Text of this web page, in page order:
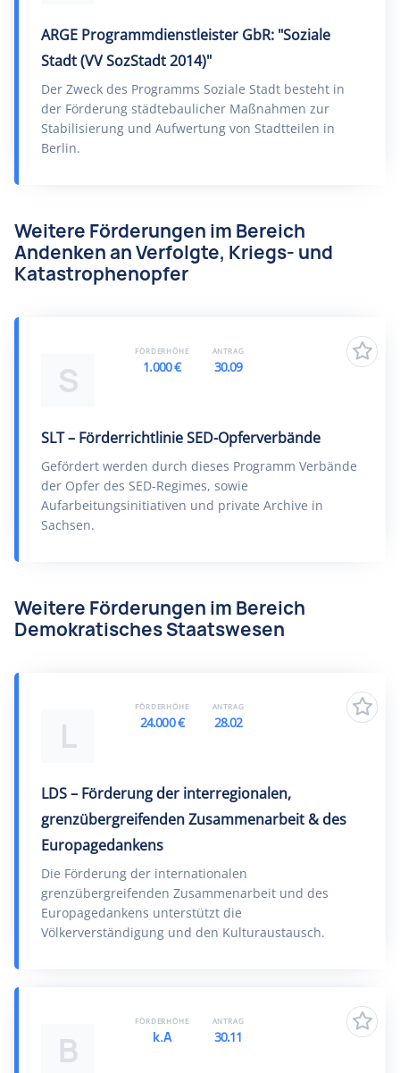
ARGE Programmdienstleister GbR: "Soziale
Stadt (VV SozStadt 2014)"
Der Zweck des Programms Soziale Stadt besteht in
der Förderung städtebaulicher Maßnahmen zur
Stabilisierung und Aufwertung von Stadtteilen in
Berlin.
Weitere Förderungen im Bereich
Andenken an Verfolgte, Kriegs- und
Katastrophenopfer
S
SLT – Förderrichtlinie SED-Opferverbände
Gefördert werden durch dieses Programm Verbände
der Opfer des SED-Regimes, sowie
Aufarbeitungsinitiativen und private Archive in
Sachsen.
FÖRDERHÖHE
1.000 €
ANTRAG
30.09
Weitere Förderungen im Bereich
Demokratisches Staatswesen
L
LDS – Förderung der interregionalen,
grenzübergreifenden Zusammenarbeit & des
Europagedankens
Die Förderung der internationalen
grenzübergreifenden Zusammenarbeit und des
Europagedankens unterstützt die
Völkerverständigung und den Kulturaustausch.
FÖRDERHÖHE
24.000 €
ANTRAG
28.02
B
FÖRDERHÖHE
k.A
ANTRAG
30.11